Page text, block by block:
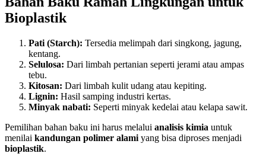
Bioplastik
Pati (Starch): Tersedia melimpah dari singkong, jagung,
kentang.
Selulosa: Dari limbah pertanian seperti jerami atau ampas
tebu.
Kitosan: Dari limbah kulit udang atau kepiting.
Lignin: Hasil samping industri kertas.
Minyak nabati: Seperti minyak kedelai atau kelapa sawit.
Pemilihan bahan baku ini harus melalui analisis kimia untuk
menilai kandungan polimer alami yang bisa diproses menjadi
bioplastik.